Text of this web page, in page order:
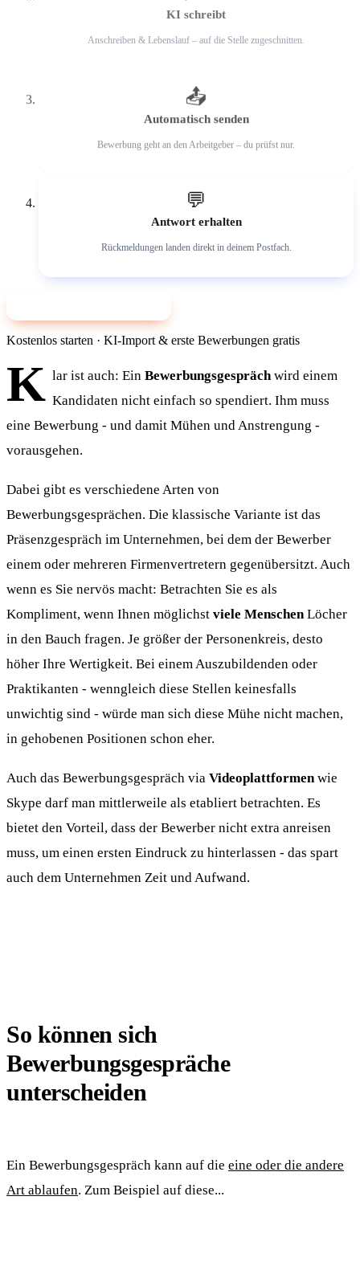
KI schreibt
Anschreiben & Lebenslauf – auf die Stelle zugeschnitten.
📤
Automatisch senden
Bewerbung geht an den Arbeitgeber – du prüfst nur.
💬
Antwort erhalten
Rückmeldungen landen direkt in deinem Postfach.
Kostenlos starten · KI-Import & erste Bewerbungen gratis
K lar ist auch: Ein Bewerbungsgesprächwird einem
Kandidaten nicht einfach so spendiert. Ihm muss
eine Bewerbung - und damit Mühen und Anstrengung -
vorausgehen.
Dabei gibt es verschiedene Arten von
Bewerbungsgesprächen. Die klassische Variante ist das
Präsenzgespräch im Unternehmen, bei dem der Bewerber
einem oder mehreren Firmenvertretern gegenübersitzt. Auch
wenn es Sie nervös macht: Betrachten Sie es als
Kompliment, wenn Ihnen möglichst viele MenschenLöcher
in den Bauch fragen. Je größer der Personenkreis, desto
höher Ihre Wertigkeit. Bei einem Auszubildenden oder
Praktikanten - wenngleich diese Stellen keinesfalls
unwichtig sind - würde man sich diese Mühe nicht machen,
in gehobenen Positionen schon eher.
Auch das Bewerbungsgespräch via Videoplattformenwie
Skype darf man mittlerweile als etabliert betrachten. Es
bietet den Vorteil, dass der Bewerber nicht extra anreisen
muss, um einen ersten Eindruck zu hinterlassen - das spart
auch dem Unternehmen Zeit und Aufwand.
So können sich
Bewerbungsgespräche
unterscheiden
Ein Bewerbungsgespräch kann auf die eine oder die andere
Art ablaufen. Zum Beispiel auf diese...